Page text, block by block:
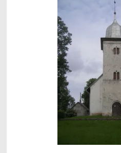
ustawiony jest pomnik upamiętniający rozstrzelanie 36
rewolucjonistow w r. 1905